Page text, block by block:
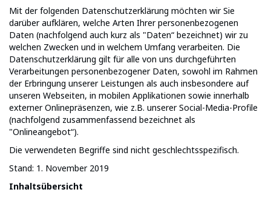
Mit der folgenden Datenschutzerklärung möchten wir Sie
darüber aufklären, welche Arten Ihrer personenbezogenen
Daten (nachfolgend auch kurz als "Daten“ bezeichnet) wir zu
welchen Zwecken und in welchem Umfang verarbeiten. Die
Datenschutzerklärung gilt für alle von uns durchgeführten
Verarbeitungen personenbezogener Daten, sowohl im Rahmen
der Erbringung unserer Leistungen als auch insbesondere auf
unseren Webseiten, in mobilen Applikationen sowie innerhalb
externer Onlinepräsenzen, wie z.B. unserer Social-Media-Profile
(nachfolgend zusammenfassend bezeichnet als
"Onlineangebot“).
Die verwendeten Begriffe sind nicht geschlechtsspezifisch.
Stand: 1. November 2019
Inhaltsübersicht